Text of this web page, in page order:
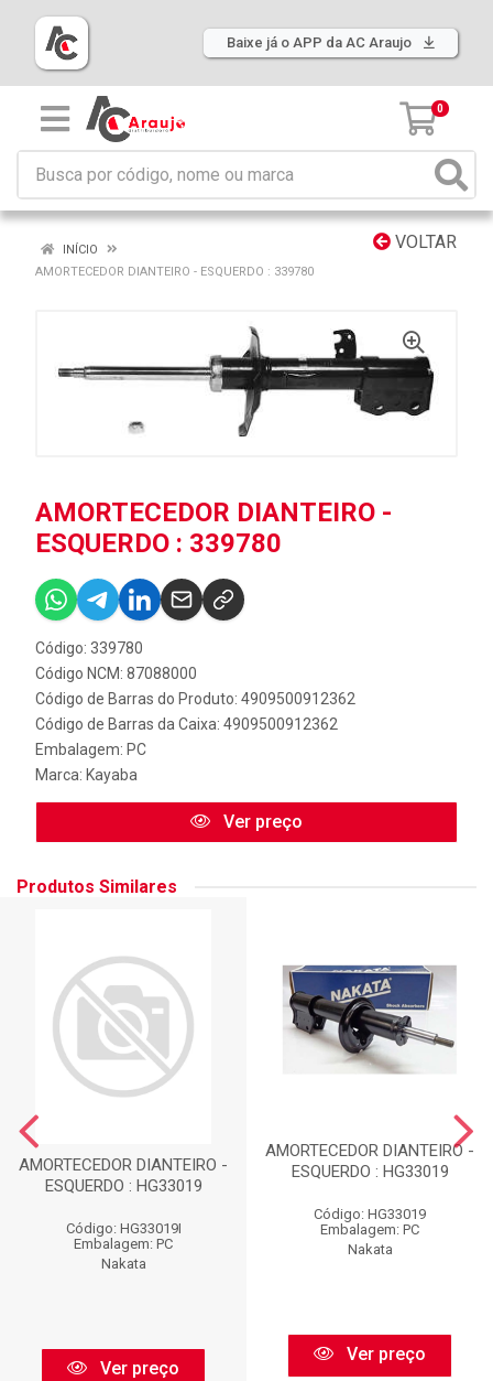
Baixe já o APP da AC Araujo
0
VOLTAR
INÍCIO
AMORTECEDOR DIANTEIRO - ESQUERDO : 339780
AMORTECEDOR DIANTEIRO -
ESQUERDO : 339780
Código: 339780
Código NCM: 87088000
Código de Barras do Produto: 4909500912362
Código de Barras da Caixa: 4909500912362
Embalagem: PC
Marca: Kayaba
Ver preço
Produtos Similares
AMORTECEDOR DIANTEIRO -
ESQUERDO : HG33019
Código: HG33019I
Embalagem: PC
Nakata
Ver preço
AMORTECEDOR DIANTEIRO -
ESQUERDO : HG33019
Código: HG33019
Embalagem: PC
Nakata
Ver preço